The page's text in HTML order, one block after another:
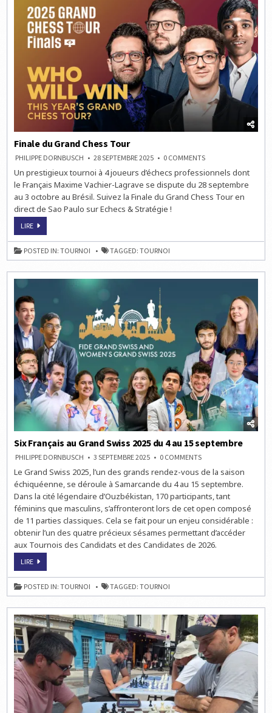
Finale du Grand Chess Tour
PHILIPPE DORNBUSCH 28 SEPTEMBRE 2025 0 COMMENTSON
DU
CHESS
TOUR
Un prestigieux tournoi à 4 joueurs d’échecs professionnels dont
le Français Maxime Vachier-Lagrave se dispute du 28 septembre
au 3 octobre au Brésil. Suivez la Finale du Grand Chess Tour en
direct de Sao Paulo sur Echecs & Stratégie !
LIREFINALE
GRAND
CHESS
TOUR
POSTED IN:TOURNOI TAGGED:TOURNOI
Six Français au Grand Swiss 2025 du 4 au 15 septembre
PHILIPPE DORNBUSCH 3 SEPTEMBRE 2025 0 COMMENTSON
FRANÇAIS
GRAND
SWISS
2025
DU
4
AU
15
SEPTEMBRE
Le Grand Swiss 2025, l’un des grands rendez-vous de la saison
échiquéenne, se déroule à Samarcande du 4 au 15 septembre.
Dans la cité légendaire d’Ouzbékistan, 170 participants, tant
féminins que masculins, s’affronteront lors de cet open composé
de 11 parties classiques. Cela se fait pour un enjeu considérable :
obtenir l’un des quatre précieux sésames permettant d’accéder
aux Tournois des Candidats et des Candidates de 2026.
LIRESIX
AU
GRAND
SWISS
2025
AU
15
SEPTEMBRE
POSTED IN:TOURNOI TAGGED:TOURNOI